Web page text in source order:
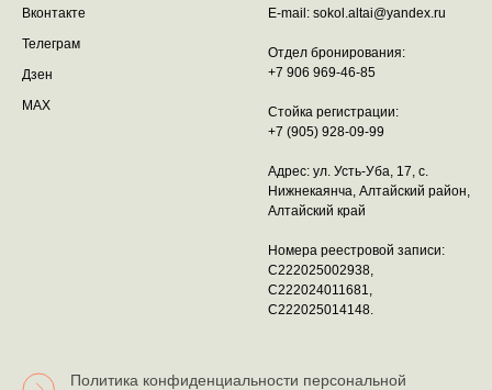
Вконтакте
Телеграм
Дзен
MAX
E-mail: sokol.altai@yandex.ru
Отдел бронирования:
+7 906 969-46-85
Стойка регистрации:
+7 (905) 928-09-99
Адрес: ул. Усть-Уба, 17, с.
Нижнекаянча, Алтайский район,
Алтайский край
Номера реестровой записи:
С222025002938,
С222024011681,
С222025014148.
Политика конфиденциальности персональной